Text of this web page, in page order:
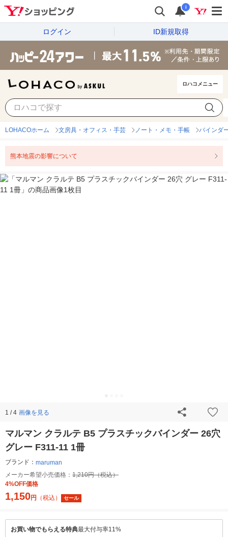
i
ログイン ID新規取得
ロハコメニュー
LOHACOホーム 文房具・オフィス・手芸 ノート・メモ・手帳 バインダ
熊本地震の影響について
1 / 4 画像を見る
マルマン クラルテ B5 プラスチックバインダー 26穴
グレー F311-11 1冊
ブランド： maruman
メーカー希望小売価格： 1,210円（税込）
4%OFF価格
1,150円 （税込） セール
お買い物でもらえる特典最大付与率11%